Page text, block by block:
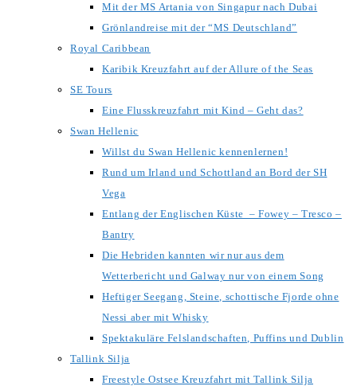
Mit der MS Artania von Singapur nach Dubai
Grönlandreise mit der “MS Deutschland”
Royal Caribbean
Karibik Kreuzfahrt auf der Allure of the Seas
SE Tours
Eine Flusskreuzfahrt mit Kind – Geht das?
Swan Hellenic
Willst du Swan Hellenic kennenlernen!
Rund um Irland und Schottland an Bord der SH
Vega
Entlang der Englischen Küste – Fowey – Tresco –
Bantry
Die Hebriden kannten wir nur aus dem
Wetterbericht und Galway nur von einem Song
Heftiger Seegang, Steine, schottische Fjorde ohne
Nessi aber mit Whisky
Spektakuläre Felslandschaften, Puffins und Dublin
Tallink Silja
Freestyle Ostsee Kreuzfahrt mit Tallink Silja